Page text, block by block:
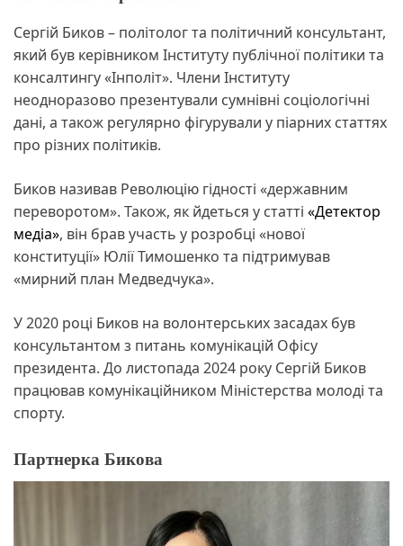
Сергій Биков – політолог та політичний консультант,
який був керівником Інституту публічної політики та
консалтингу «Інполіт». Члени Інституту
неодноразово презентували сумнівні соціологічні
дані, а також регулярно фігурували у піарних статтях
про різних політиків.
Биков називав Революцію гідності «державним
переворотом». Також, як йдеться у статті «Детектор
медіа», він брав участь у розробці «нової
конституції» Юлії Тимошенко та підтримував
«мирний план Медведчука».
У 2020 році Биков на волонтерських засадах був
консультантом з питань комунікацій Офісу
президента. До листопада 2024 року Сергій Биков
працював комунікаційником Міністерства молоді та
спорту.
Партнерка Бикова